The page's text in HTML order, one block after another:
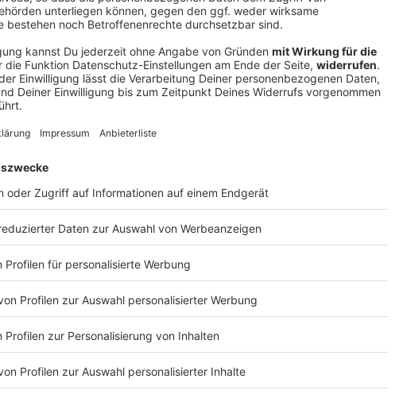
die vergangenen Länderspiele nicht zum
Mannschaft drei-, vier-, fünfmal
einer Einheit zu formen», sagte der 74-Jährige.
fachliche Kritik», befand Hoeneß.
Dass DFB-Kapitän Joshua Kimmich in
wie beim FC Bayern München im Mittelfeld
im Mittelfeld des FC Bayern gespielt hat,
Verteidiger dem Spiel nicht so viele
sein kann, wie er das beim FC Bayern ist – und
sagte Hoeneß. Seine Wunschbesetzung
mit Kimmich und Aleksandar Pavlovic.
Du
© dpa-